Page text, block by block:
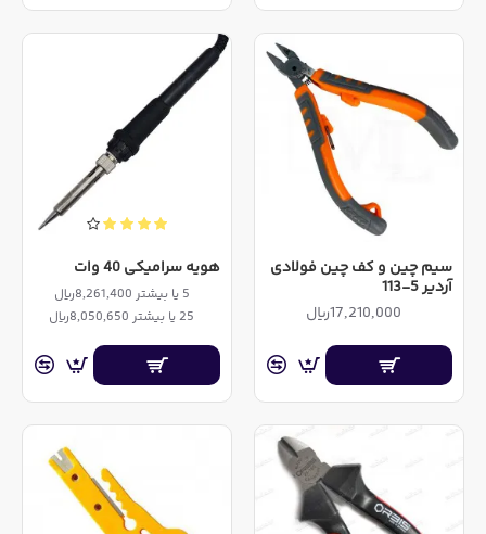
سیم چین و کف چین فولادی
آردیر 5-113
17,210,000ریال
هویه سرامیکی 40 وات
5 یا بیشتر 8,261,400ریال
25 یا بیشتر 8,050,650ریال